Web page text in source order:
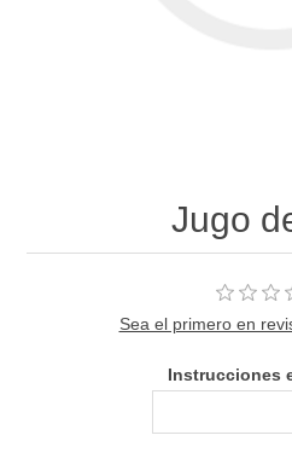
Jugo
Sea el primero en
Instrucciones